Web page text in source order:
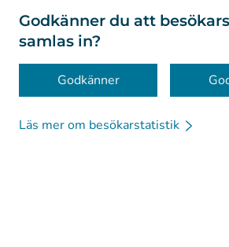
Godkänner du att
samlas in?
Godkänner
Läs mer om besökarstatistik
Om webbplatsen
Tillgänglighet
Kakor